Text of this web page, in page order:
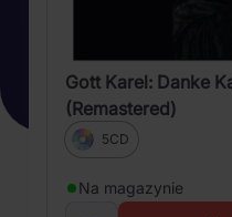
Gott Karel: Danke
(Remastered)
5CD
Na magazynie